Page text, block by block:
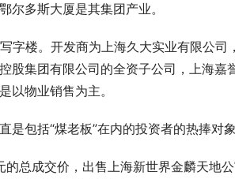
多斯大厦是其集团产业。
字楼。开发商为上海久大实业有限公司
股集团有限公司的全资子公司，上海嘉
以物业销售为主。
包括“煤老板”在内的投资者的热捧对象
总成交价，出售上海新世界金麟天地